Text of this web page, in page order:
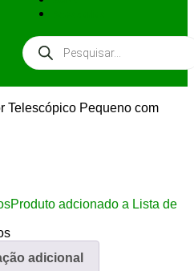
Telescópico Pequeno com
Produto adcionado a Lista de
adicional